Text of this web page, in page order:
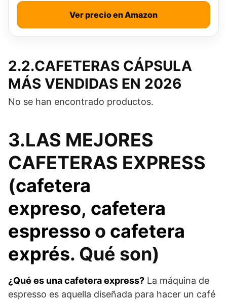
Ver precio en Amazon
2.2.CAFETERAS CÁPSULA
MÁS VENDIDAS EN 2026
No se han encontrado productos.
3.LAS MEJORES
CAFETERAS EXPRESS
(cafetera
expreso, cafetera
espresso o cafetera
exprés. Qué son)
¿Qué es una cafetera express? La máquina de
espresso es aquella diseñada para hacer un café